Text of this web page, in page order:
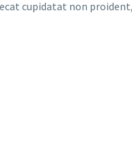
cupidatat non